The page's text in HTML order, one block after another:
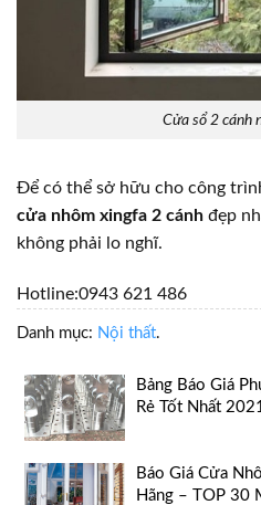
Cửa sổ 2 cánh
Để có thể sở hữu cho công
cửa nhôm xingfa 2 cánh đẹp
không phải lo nghĩ.
Hotline:0943 621 486
Danh mục: Nội thất.
Bảng Báo Giá
Rẻ Tốt Nhất
Báo Giá Cửa
Hãng – TOP 30